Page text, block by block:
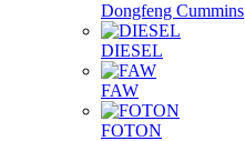
Dongfeng Cummins
DIESEL
FAW
FOTON